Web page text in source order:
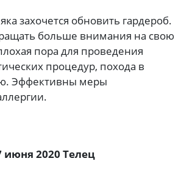
захочется обновить гардероб.
больше внимания на свою
пора для проведения
процедур, похода в
Эффективны меры
июня 2020 Телец